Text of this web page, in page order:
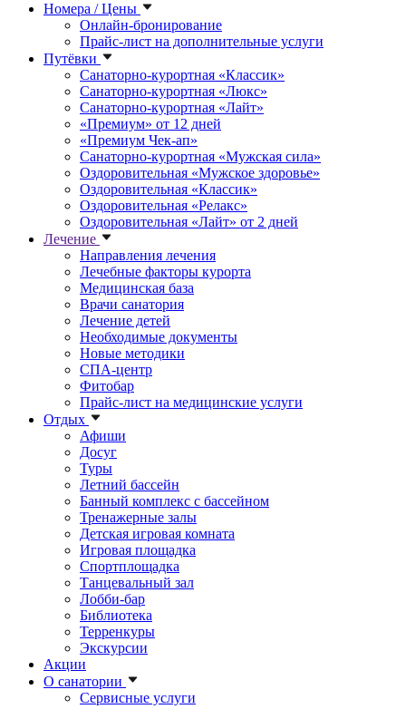
Номера / Цены
Онлайн-бронирование
Прайс-лист на дополнительные услуги
Путёвки
Санаторно-курортная «Классик»
Санаторно-курортная «Люкс»
Санаторно-курортная «Лайт»
«Премиум» от 12 дней
«Премиум Чек-ап»
Санаторно-курортная «Мужская сила»
Оздоровительная «Мужское здоровье»
Оздоровительная «Классик»
Оздоровительная «Релакс»
Оздоровительная «Лайт» от 2 дней
Лечение
Направления лечения
Лечебные факторы курорта
Медицинская база
Врачи санатория
Лечение детей
Необходимые документы
Новые методики
СПА-центр
Фитобар
Прайс-лист на медицинские услуги
Отдых
Афиши
Досуг
Туры
Летний бассейн
Банный комплекс с бассейном
Тренажерные залы
Детская игровая комната
Игровая площадка
Спортплощадка
Танцевальный зал
Лобби-бар
Библиотека
Терренкуры
Экскурсии
Акции
О санатории
Сервисные услуги